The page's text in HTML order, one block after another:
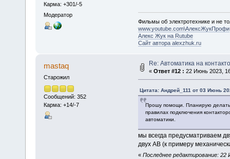
Карма: +301/-5
Модератор
Фильмы об электротехнике и не
www.youtube.com\АлексЖукПрофи
Алекс Жук на Rutube
Сайт автора alexzhuk.ru
mastaq
Старожил
Сообщений: 352
Карма: +14/-7
Re: Автоматика на
« Ответ #12 : 22 Июнь 2023,
Цитата: Андрей_111 от 03 Июнь
Прошу помощи. Планирую делать
правилах подключения
автоматики.
мы всегда предусматриваем
двух АВ (к примеру
« Последнее редактирование: